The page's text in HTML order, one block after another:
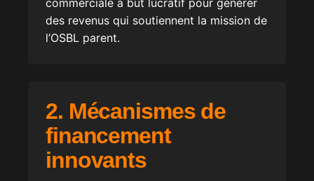
commerciale à but lucratif pour générer
des revenus qui soutiennent la mission de
l’OSBL parent.
2. Mécanismes de
financement
innovants